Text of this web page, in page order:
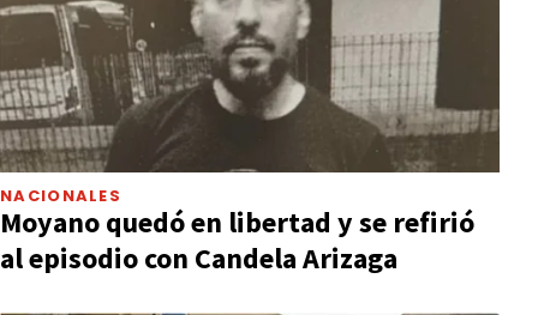
NACIONALES
Moyano quedó en libertad y se refirió
al episodio con Candela Arizaga